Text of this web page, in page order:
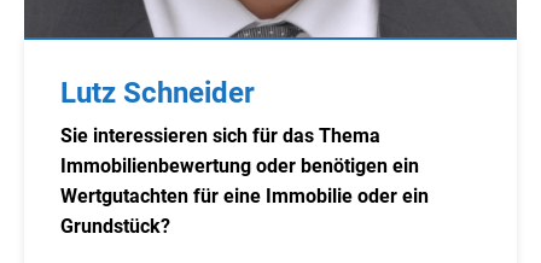
Lutz Schneider
Sie interessieren sich für das Thema
Immobilienbewertung oder benötigen ein
Wertgutachten für eine Immobilie oder ein
Grundstück?